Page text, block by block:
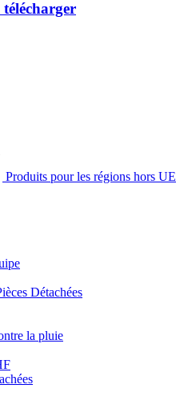
Produits pour les régions hors UE
Détachées
la pluie